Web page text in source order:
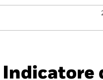
Indicatore